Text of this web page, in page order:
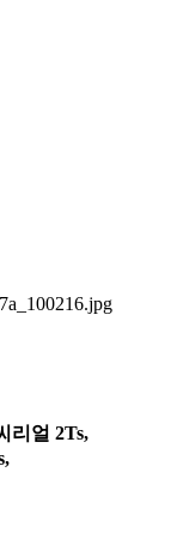
리얼 2Ts,